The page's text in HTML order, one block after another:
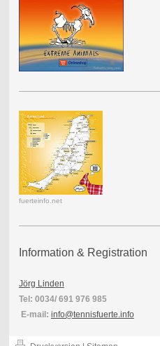
fuerteinfo.net
Information & Registration
Jörg Linden
Tel: 0034/ 691 976 985
E-mail: info@tennisfuerte.info